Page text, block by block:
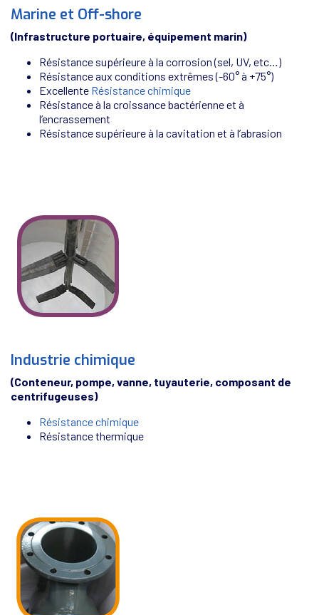
Marine et Off-shore
(Infrastructure portuaire, équipement marin)
Résistance supérieure à la corrosion (sel, UV, etc…)
Résistance aux conditions extrêmes (-60° à +75°)
Excellente Résistance chimique
Résistance à la croissance bactérienne et à
l’encrassement
Résistance supérieure à la cavitation et à l’abrasion
Industrie chimique
(Conteneur, pompe, vanne, tuyauterie, composant de
centrifugeuses)
Résistance chimique
Résistance thermique